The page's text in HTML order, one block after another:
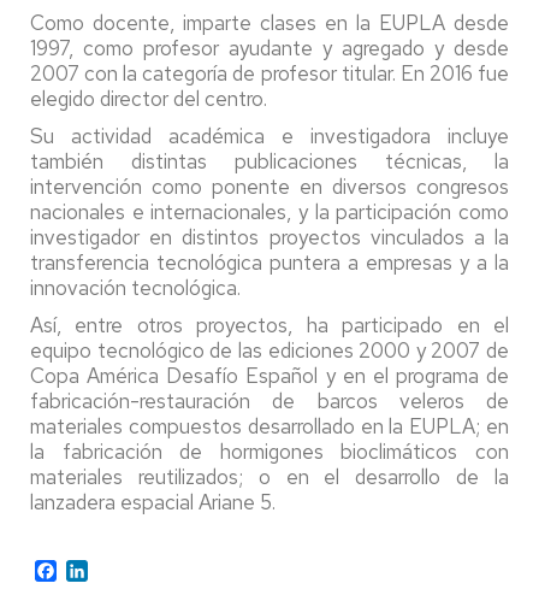
Como docente, imparte clases en la EUPLA desde
1997, como profesor ayudante y agregado y desde
2007 con la categoría de profesor titular. En 2016 fue
elegido director del centro.
Su actividad académica e investigadora incluye
también distintas publicaciones técnicas, la
intervención como ponente en diversos congresos
nacionales e internacionales, y la participación como
investigador en distintos proyectos vinculados a la
transferencia tecnológica puntera a empresas y a la
innovación tecnológica.
Así, entre otros proyectos, ha participado en el
equipo tecnológico de las ediciones 2000 y 2007 de
Copa América Desafío Español y en el programa de
fabricación-restauración de barcos veleros de
materiales compuestos desarrollado en la EUPLA; en
la fabricación de hormigones bioclimáticos con
materiales reutilizados; o en el desarrollo de la
lanzadera espacial Ariane 5.
Facebook